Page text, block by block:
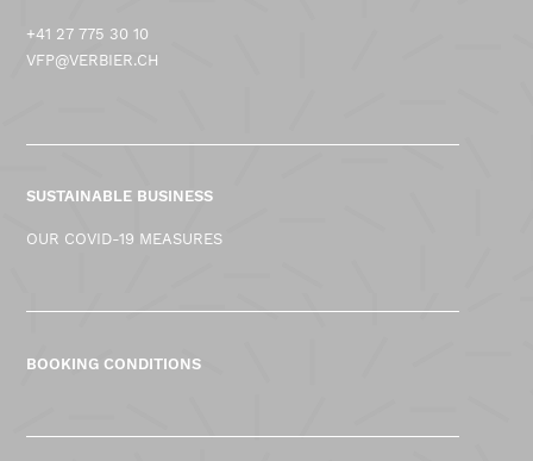
+41 27 775 30 10
VFP@VERBIER.CH
SUSTAINABLE BUSINESS
OUR COVID-19 MEASURES
BOOKING CONDITIONS